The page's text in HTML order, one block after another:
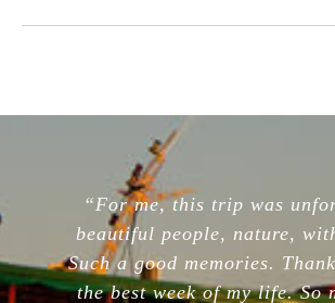
“For me, this trip was
beautiful people, nature,
Such a good memories. Thank
the best week of my life. So